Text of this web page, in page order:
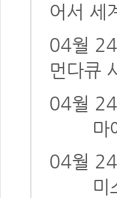
어서 세
04월
먼다큐
04월
마
04월
미